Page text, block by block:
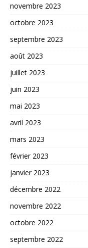
novembre 2023
octobre 2023
septembre 2023
août 2023
juillet 2023
juin 2023
mai 2023
avril 2023
mars 2023
février 2023
janvier 2023
décembre 2022
novembre 2022
octobre 2022
septembre 2022